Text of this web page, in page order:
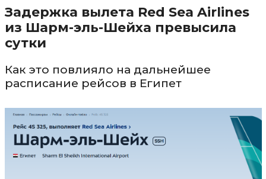
Задержка вылета Red Sea Airlines
из Шарм-эль-Шейха превысила
сутки
Как это повлияло на дальнейшее
расписание рейсов в Египет